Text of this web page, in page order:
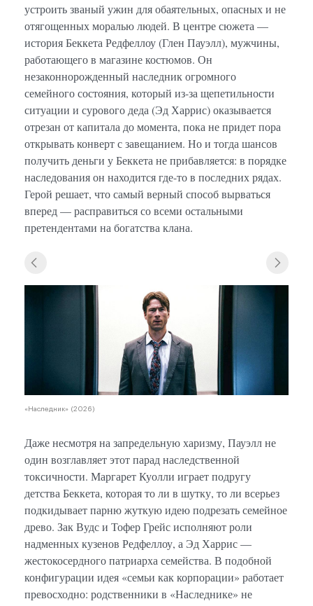
устроить званый ужин для обаятельных, опасных и не
отягощенных моралью людей. В центре сюжета —
история Беккета Редфеллоу (Глен Пауэлл), мужчины,
работающего в магазине костюмов. Он
незаконнорожденный наследник огромного
семейного состояния, который из-за щепетильности
ситуации и сурового деда (Эд Харрис) оказывается
отрезан от капитала до момента, пока не придет пора
открывать конверт с завещанием. Но и тогда шансов
получить деньги у Беккета не прибавляется: в порядке
наследования он находится где-то в последних рядах.
Герой решает, что самый верный способ вырваться
вперед — расправиться со всеми остальными
претендентами на богатства клана.
«Наследник» (2026)
Даже несмотря на запредельную харизму, Пауэлл не
один возглавляет этот парад наследственной
токсичности. Маргарет Куолли играет подругу
детства Беккета, которая то ли в шутку, то ли всерьез
подкидывает парню жуткую идею подрезать семейное
древо. Зак Вудс и Тофер Грейс исполняют роли
надменных кузенов Редфеллоу, а Эд Харрис —
жестокосердного патриарха семейства. В подобной
конфигурации идея «семьи как корпорации» работает
превосходно: родственники в «Наследнике» не